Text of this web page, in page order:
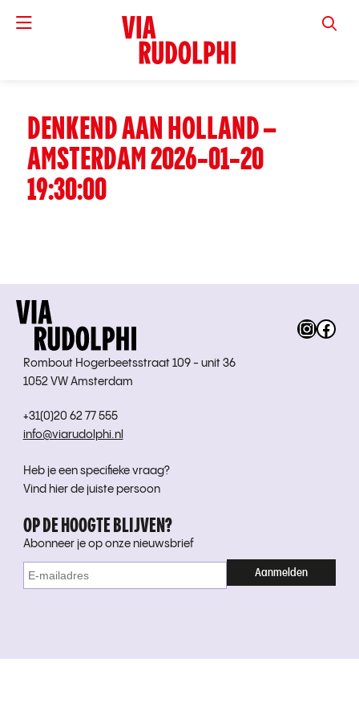
VIA
DENKEND AAN HOLLAND –
AMSTERDAM 2026-01-20
19:30:00
Rombout Hogerbeetsstraat 109 - unit 36
1052 VW Amsterdam
+31(0)20 62 77 555
info@viarudolphi.nl
Heb je een specifieke vraag?
Vind hier de juiste persoon
OP DE HOOGTE BLIJVEN?
Abonneer je op onze nieuwsbrief